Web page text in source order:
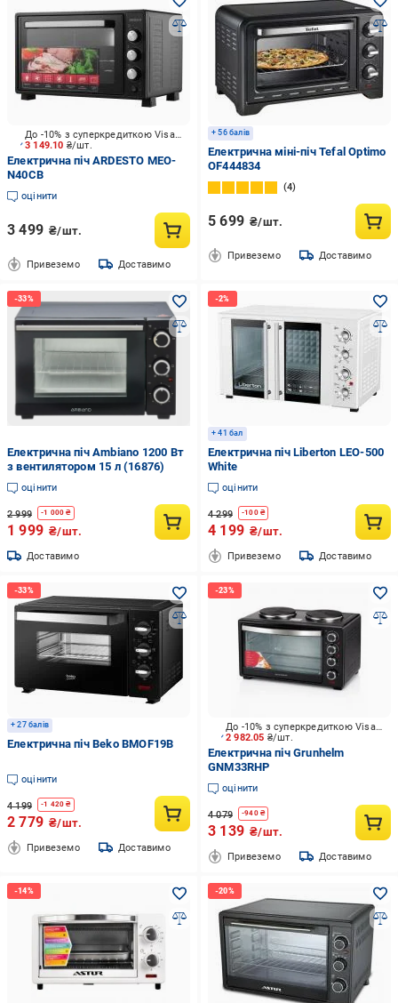
3 149.10 ₴/шт.
До -10% з суперкредиткою Visa Вигода
Електрична піч ARDESTO MEO-
N40CB
оцінити
3 499 ₴/шт.
Привеземо Доставимо
+ 56 балів
Електрична міні-піч Tefal Optimo
OF444834
4
5 699 ₴/шт.
Привеземо Доставимо
Електрична піч Ambiano 1200 Вт
з вентилятором 15 л (16876)
оцінити
2 999 -1 000 ₴
1 999 ₴/шт.
Доставимо
+ 41 бал
Електрична піч Liberton LEO-500
White
оцінити
4 299 -100₴
4 199 ₴/шт.
Привеземо Доставимо
+ 27 балів
Електрична піч Beko BMOF19B
оцінити
4 199 -1 420 ₴
2 779 ₴/шт.
Привеземо Доставимо
2 982.05 ₴/шт.
До -10% з суперкредиткою Visa Вигода
Електрична піч Grunhelm
GNM33RHP
оцінити
4 079 -940₴
3 139 ₴/шт.
Привеземо Доставимо